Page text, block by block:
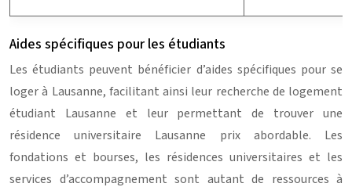
Aides spécifiques pour les étudiants
Les étudiants peuvent bénéficier d’aides spécifiques pour se
loger à Lausanne, facilitant ainsi leur recherche de logement
étudiant Lausanne et leur permettant de trouver une
résidence universitaire Lausanne prix abordable. Les
fondations et bourses, les résidences universitaires et les
services d’accompagnement sont autant de ressources à